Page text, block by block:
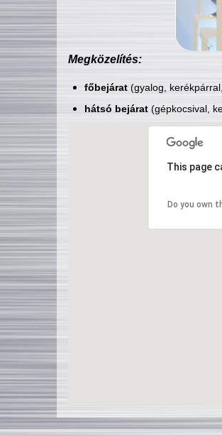
Megközelítés:
főbejárat(gyalog,
hátsó bejárat(gépkocsival,
This page
Do you own